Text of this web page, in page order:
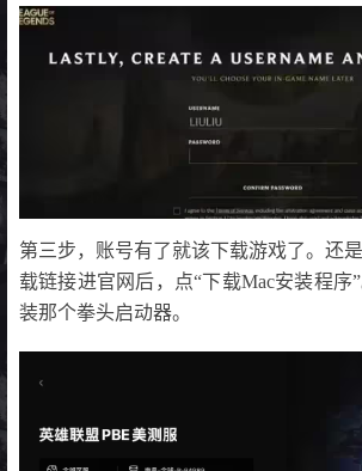
第三步，账号有了就该下载游戏了。还
载链接进官网后，点“下载Mac安装程序
装那个拳头启动器。